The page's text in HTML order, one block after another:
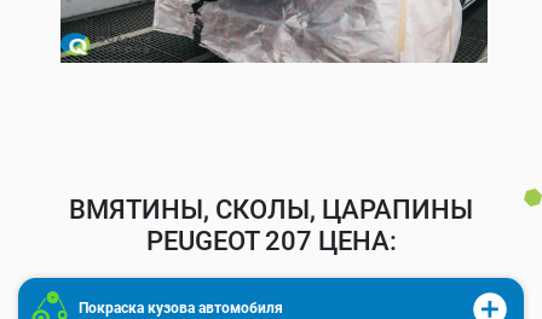
ВМЯТИНЫ, СКОЛЫ, ЦАРАПИНЫ
PEUGEOT 207 ЦЕНА:
Покраска кузова автомобиля